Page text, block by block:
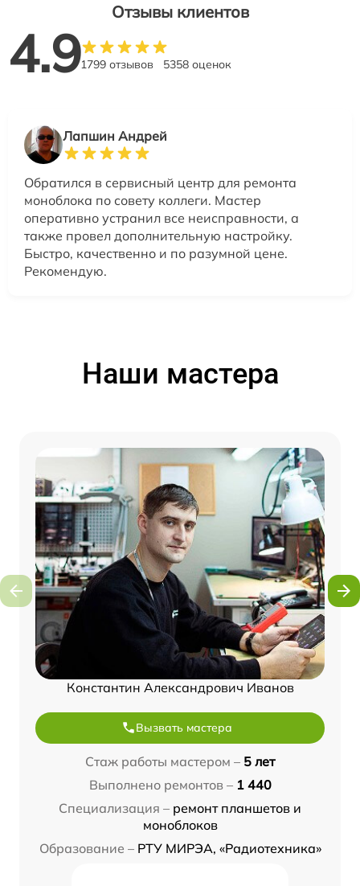
Отзывы клиентов
4.91799 отзывов 5358 оценок
Лапшин Андрей
Обратился в сервисный центр для ремонта
моноблока по совету коллеги. Мастер
оперативно устранил все неисправности, а
также провел дополнительную настройку.
Быстро, качественно и по разумной цене.
Рекомендую.
Наши мастера
Константин Александрович Иванов
Вызвать мастера
Стаж работы мастером – 5 лет
Выполнено ремонтов – 1 440
Специализация – ремонт планшетов и
моноблоков
Образование – РТУ МИРЭА, «Радиотехника»